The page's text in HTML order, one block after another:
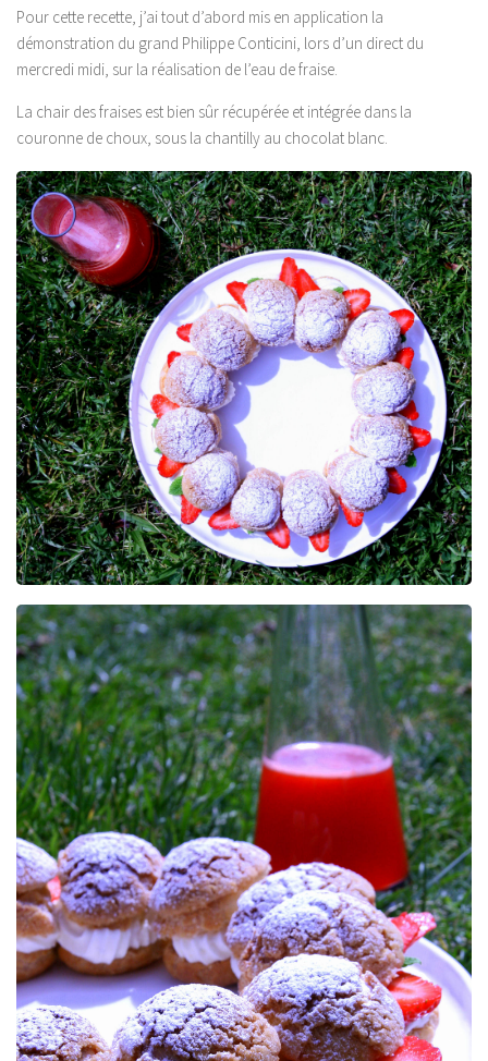
Pour cette recette, j’ai tout d’abord mis en application la
démonstration du grand Philippe Conticini, lors d’un direct du
mercredi midi, sur la réalisation de l’eau de fraise.
La chair des fraises est bien sûr récupérée et intégrée dans la
couronne de choux, sous la chantilly au chocolat blanc.